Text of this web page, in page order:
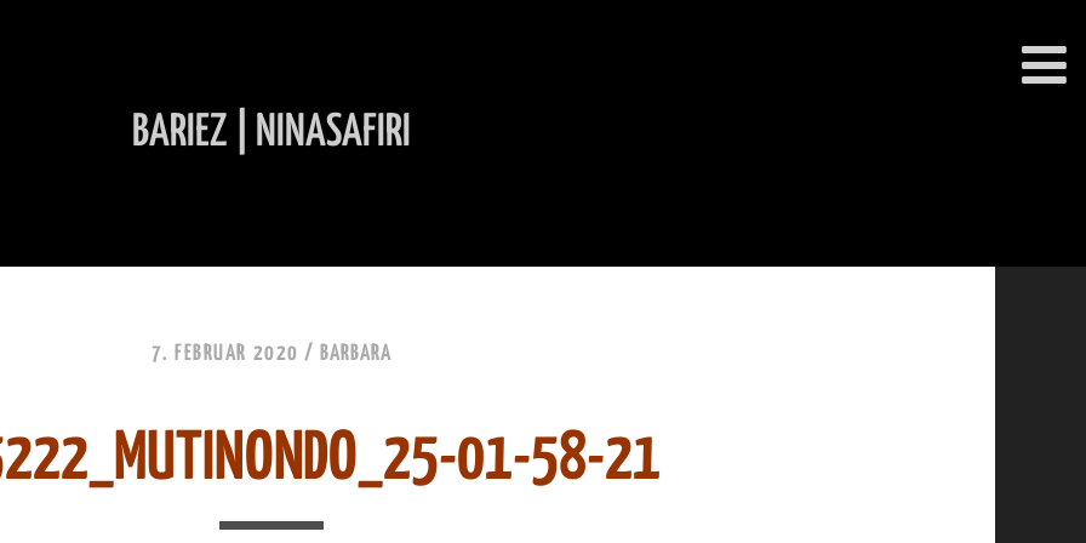
7. FEBRUAR 2020 / BARBARA
01-58-21
BARIEZ | NINASAFIRI